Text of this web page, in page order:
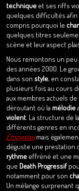
technique et ses riffs
quelques difficultés afin
compris pourquoi le
quelques titres
scène et leur aspect
Nous remontons un
des années 2000. Le
dans son style, en
plusieurs fois au cours
aux membres actuels
déroutant où la mélodie
violent. La structure de la
différents genres en
Empyreanmais
déguste une prestation
rythme effréné et une
que Death Progressif
notamment pour son
Un mélange surprenant